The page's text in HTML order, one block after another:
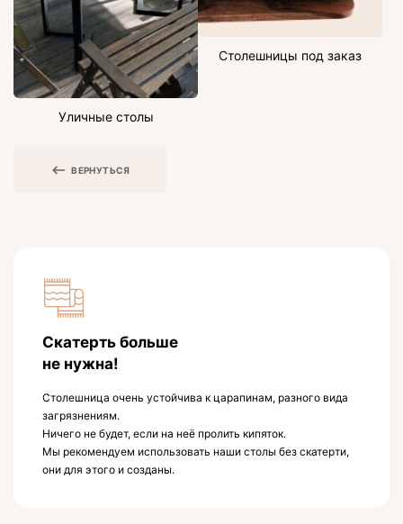
Уличные столы
Столешницы под заказ
ВЕРНУТЬСЯ
Скатерть больше
не нужна!
Столешница очень устойчива к царапинам, разного вида
загрязнениям.
Ничего не будет, если на неё пролить кипяток.
Мы рекомендуем использовать наши столы без скатерти,
они для этого и созданы.